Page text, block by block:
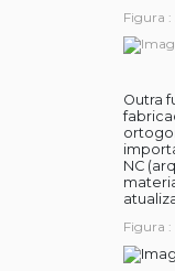
Figura
Outra
NC
Figura :